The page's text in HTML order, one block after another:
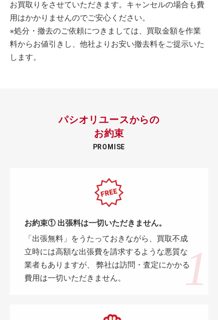
お買取りをさせていただきます。キャンセルの場合も費
用はかかりませんのでご安心ください。
※処分・撤去のご依頼につきましては、買取金額を作業
料からお値引きし、他社よりお安い撤去料をご提示いた
します。
パシオリユースからの
お約束
PROMISE
お約束① 出張料は一切いただきません。
「出張無料」をうたっておきながら、買取不成
立時には高額な出張費を請求するような悪質な
業者もありますが、 弊社は訪問・査定にかかる
費用は一切いただきません。